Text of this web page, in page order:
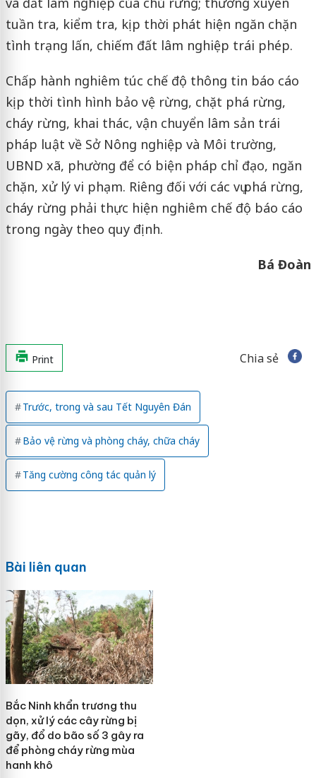
tuần tra, kiểm tra, kịp thời phát hiện ngăn chặn
tình trạng lấn, chiếm đất lâm nghiệp trái phép.
Chấp hành nghiêm túc chế độ thông tin báo cáo
kịp thời tình hình bảo vệ rừng, chặt phá rừng,
cháy rừng, khai thác, vận chuyển lâm sản trái
pháp luật về Sở Nông nghiệp và Môi trường,
UBND xã, phường để có biện pháp chỉ đạo, ngăn
chặn, xử lý vi phạm. Riêng đối với các vụ phá rừng,
cháy rừng phải thực hiện nghiêm chế độ báo cáo
trong ngày theo quy định.
Bá Đoàn
Print Chia sẻ
Trước, trong và sau Tết Nguyên Đán
Bảo vệ rừng và phòng cháy, chữa cháy
Tăng cường công tác quản lý
Bài liên quan
Bắc Ninh khẩn trương thu
dọn, xử lý các cây rừng bị
gãy, đổ do bão số 3 gây ra
để phòng cháy rừng mùa
hanh khô